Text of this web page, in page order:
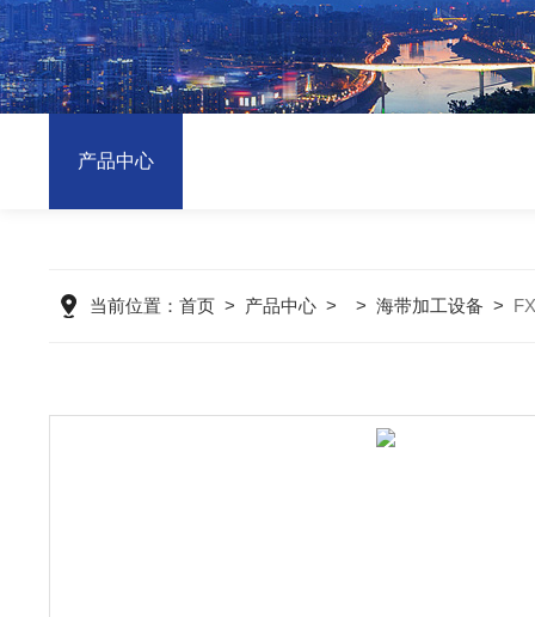
产品中心
当前位置： 首页> 产品中心> > 海带加工设备 >